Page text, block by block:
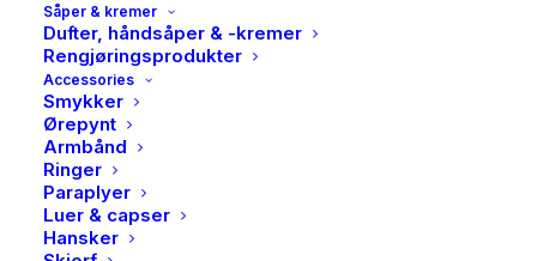
Såper & kremer
Dufter, håndsåper & -kremer
Rengjøringsprodukter
Accessories
Smykker
Ørepynt
Armbånd
Ringer
Paraplyer
Luer & capser
Hansker